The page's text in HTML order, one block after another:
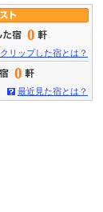
0
クリップした宿とは？
0
最近見た宿とは？